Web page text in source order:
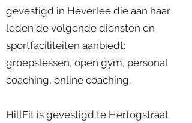
gevestigd in Heverlee die aan haar
leden de volgende diensten en
sportfaciliteiten aanbiedt:
groepslessen, open gym, personal
coaching, online coaching.
HillFit is gevestigd te Hertogstraat